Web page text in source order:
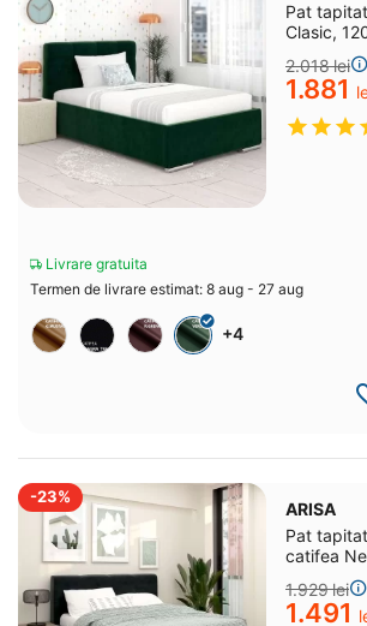
Pat
Clasic,
Catifea
2.018lei
1.881
Livrare gratuita
Termen de livrare estimat: 8 aug - 27 aug
+4
-23%
ARISA
Pat
catifea
1.929lei
1.491